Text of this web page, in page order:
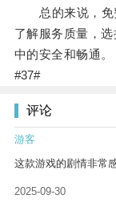
总的来说，免
了解服务质量，
中的安全和畅通。
#37#
评论
游客
这款游戏的剧情非常
2025-09-30